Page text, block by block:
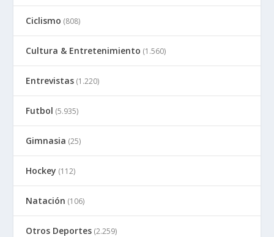
Ciclismo (808)
Cultura & Entretenimiento (1.560)
Entrevistas (1.220)
Futbol (5.935)
Gimnasia (25)
Hockey (112)
Natación (106)
Otros Deportes (2.259)